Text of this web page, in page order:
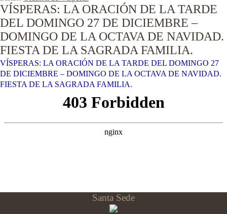
VÍSPERAS: LA ORACIÓN DE LA TARDE
DEL DOMINGO 27 DE DICIEMBRE –
DOMINGO DE LA OCTAVA DE NAVIDAD.
FIESTA DE LA SAGRADA FAMILIA.
VÍSPERAS: LA ORACIÓN DE LA TARDE DEL DOMINGO 27
DE DICIEMBRE – DOMINGO DE LA OCTAVA DE NAVIDAD.
FIESTA DE LA SAGRADA FAMILIA.
Santa Sede